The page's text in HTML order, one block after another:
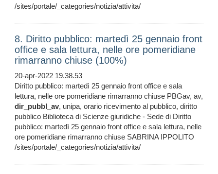
/sites/portale/_categories/notizia/attivita/
8. Diritto pubblico: martedì 25 gennaio front
office e sala lettura, nelle ore pomeridiane
rimarranno chiuse (100%)
20-apr-2022 19.38.53
Diritto pubblico: martedì 25 gennaio front office e sala
lettura, nelle ore pomeridiane rimarranno chiuse PBGav, av,
dir_pubbl_av, unipa, orario ricevimento al pubblico, diritto
pubblico Biblioteca di Scienze giuridiche - Sede di Diritto
pubblico: martedì 25 gennaio front office e sala lettura, nelle
ore pomeridiane rimarranno chiuse SABRINA IPPOLITO
/sites/portale/_categories/notizia/attivita/